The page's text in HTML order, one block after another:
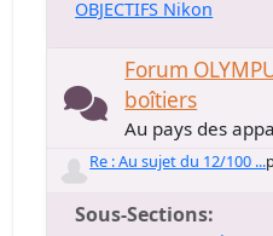
OBJECTIFS Nikon
Forum
boîtiers
Au pays des
Re : Au sujet du 12/100 ...
Sous-Sections